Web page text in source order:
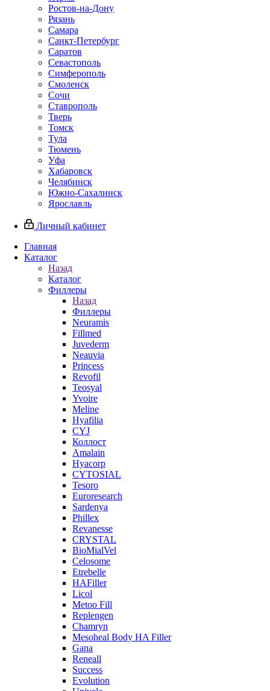
Ростов-на-Дону
Рязань
Самара
Санкт-Петербург
Саратов
Севастополь
Симферополь
Смоленск
Сочи
Ставрополь
Тверь
Томск
Тула
Тюмень
Уфа
Хабаровск
Челябинск
Южно-Сахалинск
Ярославль
Личный кабинет
Главная
Каталог
Назад
Каталог
Филлеры
Назад
Филлеры
Neuramis
Fillmed
Juvederm
Neauvia
Princess
Revofil
Teosyal
Yvoire
Meline
Hyafilia
CYJ
Коллост
Amalain
Hyacorp
CYTOSIAL
Tesoro
Euroresearch
Sardenya
Phillex
Revanesse
CRYSTAL
BioMialVel
Celosome
Etrebelle
HAFiller
Licol
Metoo Fill
Replengen
Chamryn
Mesoheal Body HA Filler
Gana
Reneall
Success
Evolution